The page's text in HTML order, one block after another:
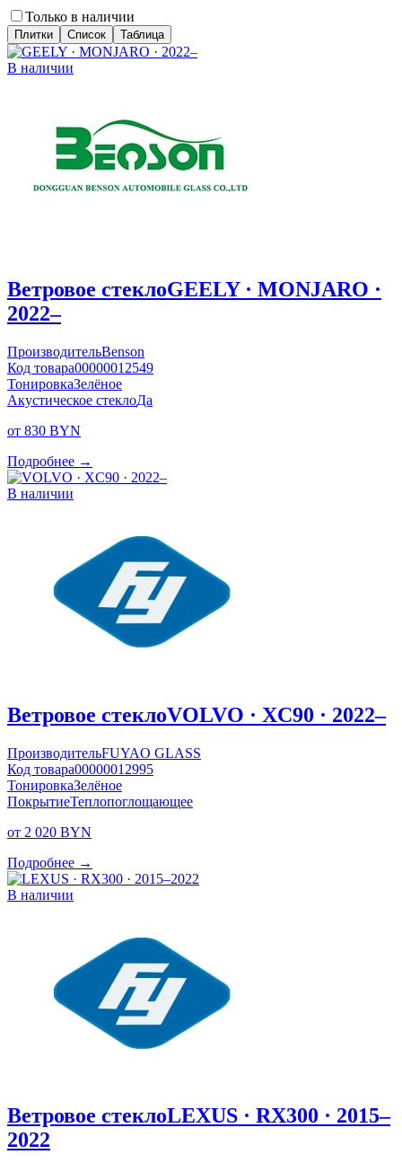
Только в наличии
Плитки Список Таблица
В наличии
Ветровое стеклоGEELY · MONJARO ·
2022–
ПроизводительBenson
Код товара00000012549
ТонировкаЗелёное
Акустическое стеклоДа
от 830 BYN
Подробнее →
В наличии
Ветровое стеклоVOLVO · XC90 · 2022–
ПроизводительFUYAO GLASS
Код товара00000012995
ТонировкаЗелёное
ПокрытиеТеплопоглощающее
от 2 020 BYN
Подробнее →
В наличии
Ветровое стеклоLEXUS · RX300 · 2015–
2022